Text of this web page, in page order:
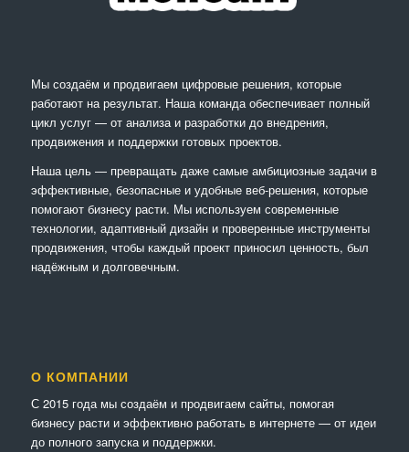
Мы создаём и продвигаем цифровые решения, которые
работают на результат. Наша команда обеспечивает полный
цикл услуг — от анализа и разработки до внедрения,
продвижения и поддержки готовых проектов.
Наша цель — превращать даже самые амбициозные задачи в
эффективные, безопасные и удобные веб-решения, которые
помогают бизнесу расти. Мы используем современные
технологии, адаптивный дизайн и проверенные инструменты
продвижения, чтобы каждый проект приносил ценность, был
надёжным и долговечным.
О КОМПАНИИ
С 2015 года мы создаём и продвигаем сайты, помогая
бизнесу расти и эффективно работать в интернете — от идеи
до полного запуска и поддержки.